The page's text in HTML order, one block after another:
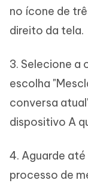
no ícone de
direito da tela.
3. Selecione a
escolha
conversa
dispositivo A
4. Aguarde
processo de